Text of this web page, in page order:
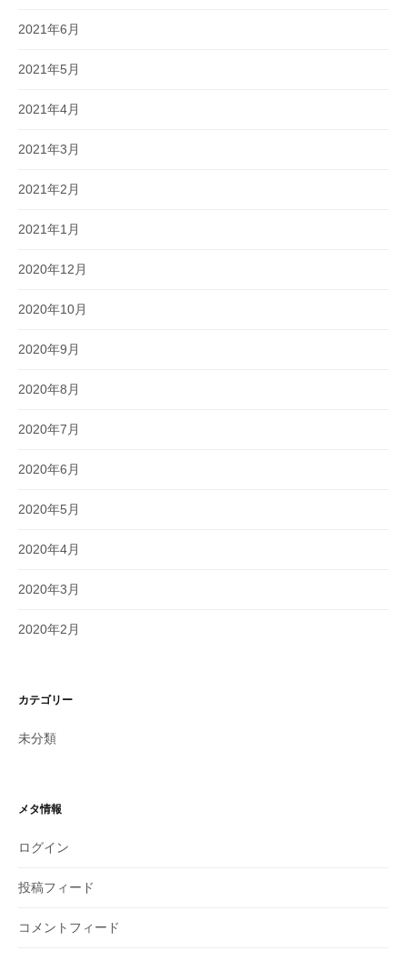
2021年6月
2021年5月
2021年4月
2021年3月
2021年2月
2021年1月
2020年12月
2020年10月
2020年9月
2020年8月
2020年7月
2020年6月
2020年5月
2020年4月
2020年3月
2020年2月
カテゴリー
未分類
メタ情報
ログイン
投稿フィード
コメントフィード